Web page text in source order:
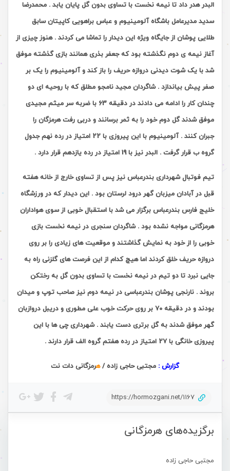
برگزیده‌های هرمزگانی
مجتبی حاجی زاده
البدر هدر داد تا نیمه نخست با تساوی بدون گل پایان یابد . محمدرضا
سدید مدیرعامل باشگاه آلومینیوم و عباس براهویی کاپیتان سابق
طلایی پوشان از جایگاه ویژه این دیدار را تماشا می کردند . هنوز چیزی از
آغاز نیمه ی دوم نگذشته بود که جعفر بذری همانند بازی گذشته موفق
شد با یک شوت دیدنی دروازه حریف را باز کند و آلومینیوم را یک بر
صفر پیش بیاندازد . شاگردان مجید نامجو مطلق که با روحیه ای دو
چندان کار را ادامه می دادند در دقیقه 63 با ضربه سر میثم مجیدی
موفق شدند گل دوم خود را به ثمر برسانند و دربی رفت هرمزگان را
جبران کنند . آلومینیوم با این پیروزی با 22 امتیاز در رده نهم جدول
گروه ب قرار گرفت . البدر نیز با 19 امتیاز در رده یازدهم قرار دارد .
تیم فوتبال شهرداری بندرعباس نیز پس از تساوی خارج از خانه هفته
قبل در آبادان میزبان گهر درود لرستان بود . این دیدار که در ورزشگاه
خلیج فارس بندرعباس برگزار می شد با استقبال خوبی از سوی هواداران
هرمزگانی مواجه نشده بود . شاگردان سنجری در نیمه نخست بازی
خوبی را از خود به نمایش گذاشتند و موقعیت های زیادی را بر روی
دروازه حریف خلق کردند اما هیچ کدام از این فرصت های گلزنی راه به
جایی نبرد تا دو تیم در نیمه نخست با تساوی بدون گل به رختکن
بروند . نارنجی پوشان بندرعباسی در نیمه دوم نیز صاحب توپ و میدان
بودند و در دقیقه 70 بر روی حرکت خوب علی مطوری و دریبل دروازبان
گهر موفق شدند به گل برتری دست یابند . شهرداری چی ها با این
پیروزی خانگی با 27 امتیاز در رده هفتم گروه الف قرار دارند .
گزارش : مجتبی حاجی زاده /هرمزگانی دات نت
https://hormozgani.net/1167